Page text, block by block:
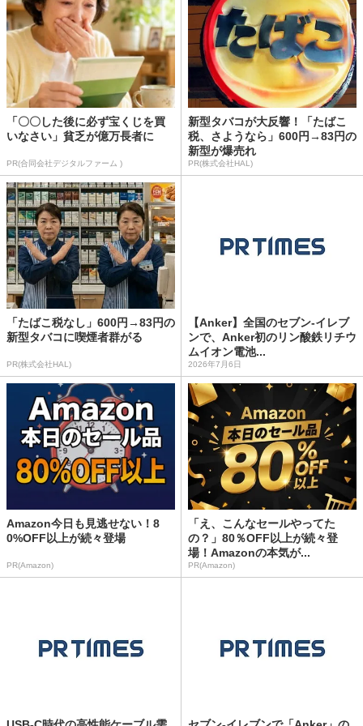
「〇〇した後に必ず宝くじを買
いなさい」貧乏が億万長者に
PR(合同会社デジタルファーム )
新型タバコが大反響！「たばこ
税、さようなら」600円→83円の
新型が爆売れ
PR(株式会社HAL)
「たばこ税なし」600円→83円の
新型タバコに喫煙者群がる
PR(株式会社HAL)
【Anker】全国のセブン-イレブ
ンで、Anker初のリン酸鉄リチウ
ムイオン電池...
2026年7月6日
Amazon今日も見逃せない！8
0%OFF以上が続々登場
PR(Amazon)
「え、こんなセールやってた
の？」80％OFF以上が続々登
場！Amazonの本気が...
PR(Amazon)